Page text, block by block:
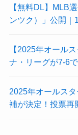
【無料DL】MLB
ンツク）」公開
【2025年オール
ナ・リーグが7-6
2025年オールス
補が決定！投票再